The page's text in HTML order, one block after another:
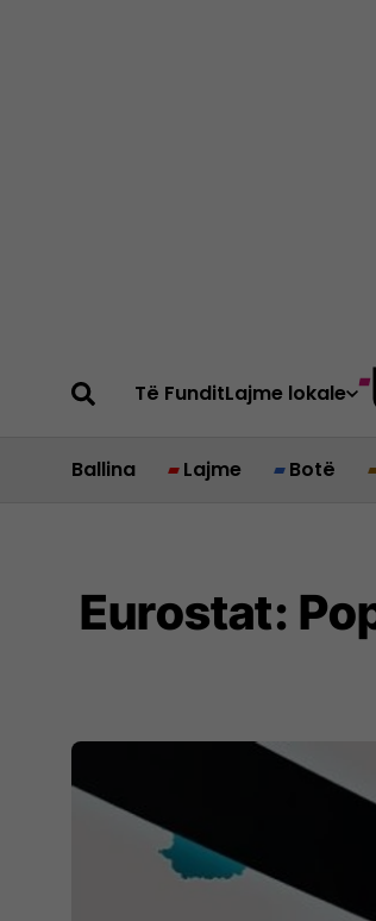
Të FunditLajme lokale
Ballina Lajme Botë
Eurostat: